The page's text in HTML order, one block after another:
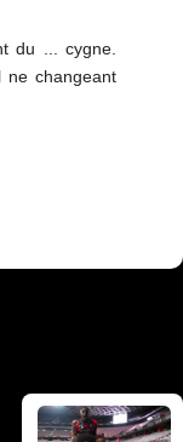
du ... cygne.
ne changeant